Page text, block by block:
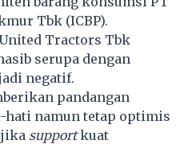
Tbk (ICBP).
Tractors Tbk
serupa dengan
negatif.
pandangan
namun tetap optimis
supportkuat